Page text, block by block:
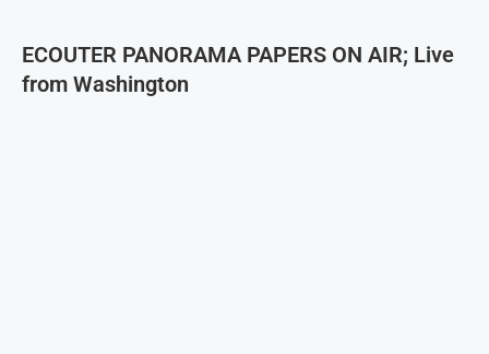
ECOUTER PANORAMA PAPERS ON AIR; Live
from Washington